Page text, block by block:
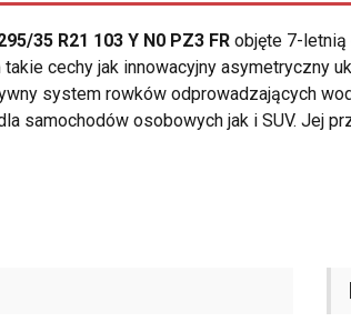
35 R21 103 Y N0 PZ3 FR objęte 7-letnią
cechy jak innowacyjny asymetryczny
system rowków odprowadzających
samochodów osobowych jak i SUV. Jej